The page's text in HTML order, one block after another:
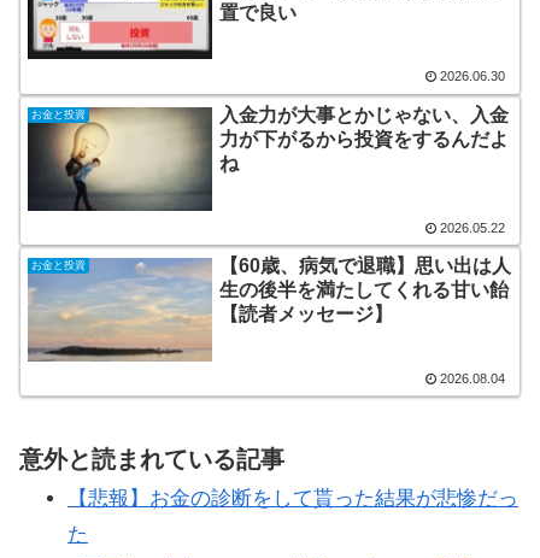
置で良い
2026.06.30
お金と投資
入金力が大事とかじゃない、入金
力が下がるから投資をするんだよ
ね
2026.05.22
お金と投資
【60歳、病気で退職】思い出は人
生の後半を満たしてくれる甘い飴
【読者メッセージ】
2026.08.04
意外と読まれている記事
【悲報】お金の診断をして貰った結果が悲惨だっ
た